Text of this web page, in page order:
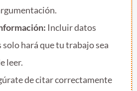
Incluir datos
hará que tu trabajo sea
leer.
de citar correctamente